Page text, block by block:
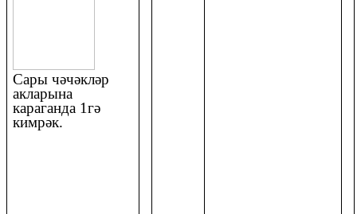
Сары чәчәкләр
акларына
караганда 1гә
кимрәк.